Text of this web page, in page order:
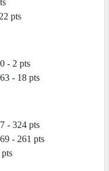
pts
- 322 pts
- 2 pts
- 18 pts
- 324 pts
- 261 pts
pts